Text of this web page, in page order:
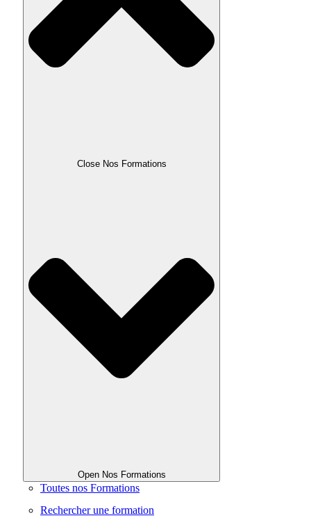
Close Nos Formations
Open Nos Formations
Toutes nos Formations
Rechercher une formation